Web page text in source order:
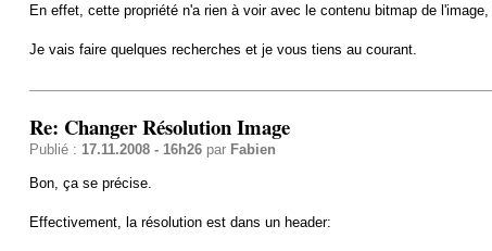
En effet, cette propriété n'a rien à voir avec le contenu bitmap de
Je vais faire quelques recherches et je vous tiens au courant.
Re: Changer Résolution Image
Publié : 17.11.2008 - 16h26par Fabien
Bon, ça se précise.
Effectivement, la résolution est dans un header: